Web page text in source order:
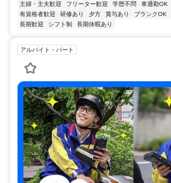
主婦・主夫歓迎 フリーター歓迎 学歴不問 車通勤OK
有資格者歓迎
研修あり 夕方 賞与あり ブランクOK
長期歓迎
シフト制 長期休暇あり
アルバイト・パート